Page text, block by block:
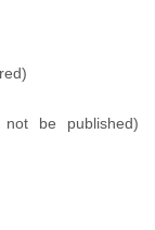
not be published)